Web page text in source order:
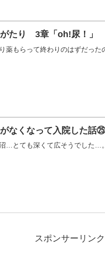
たり 3章「oh!尿！」
薬もらって終わりのはずだっ
なくなって入院した話
…とても深くて広そうでした…。
スポンサーリンク